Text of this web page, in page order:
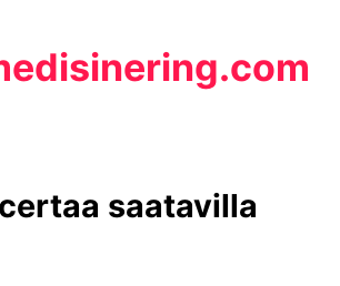
saatavilla